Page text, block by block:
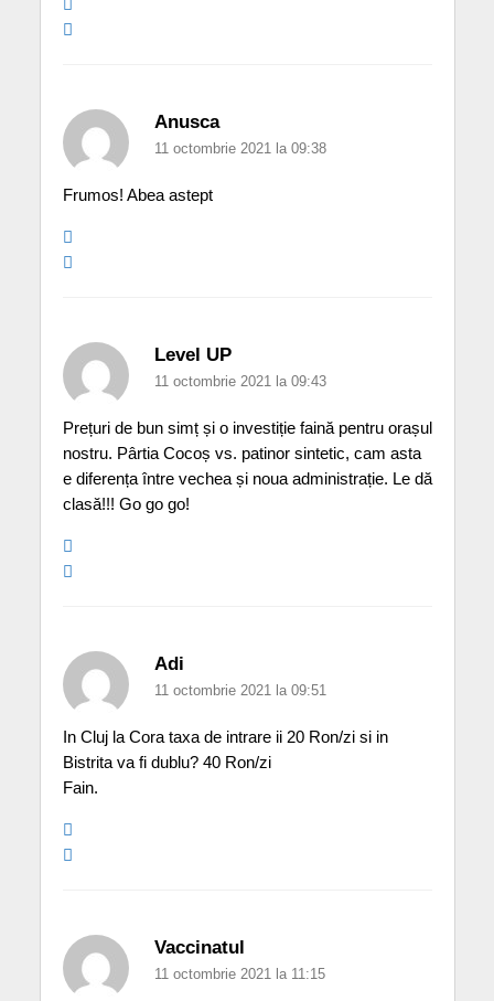
Anusca
11 octombrie 2021 la 09:38
Frumos! Abea astept
Level UP
11 octombrie 2021 la 09:43
Prețuri de bun simț și o investiție faină pentru orașul
nostru. Pârtia Cocoș vs. patinor sintetic, cam asta
e diferența între vechea și noua administrație. Le dă
clasă!!! Go go go!
Adi
11 octombrie 2021 la 09:51
In Cluj la Cora taxa de intrare ii 20 Ron/zi si in
Bistrita va fi dublu? 40 Ron/zi
Fain.
Vaccinatul
11 octombrie 2021 la 11:15